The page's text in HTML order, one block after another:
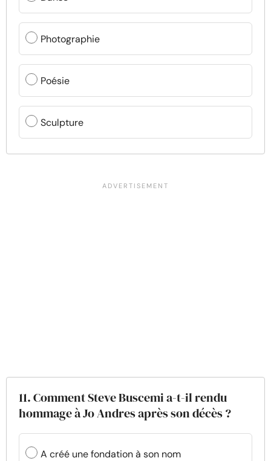
Photographie
Poésie
Sculpture
11. Comment Steve Buscemi a-t-il rendu
hommage à Jo Andres après son décès ?
A créé une fondation à son nom